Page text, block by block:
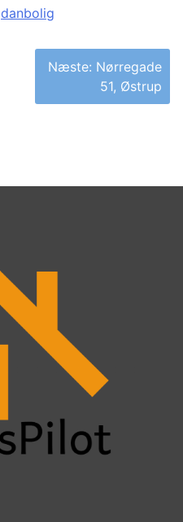
danbolig
Næste: Nørregade
51, Østrup